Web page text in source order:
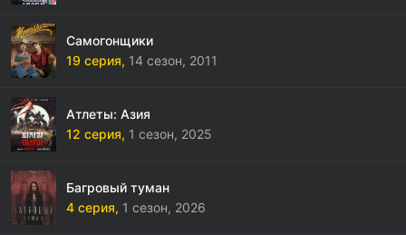
Самогонщики
19 серия, 14 сезон, 2011
Атлеты: Азия
12 серия, 1 сезон, 2025
Багровый туман
4 серия, 1 сезон, 2026